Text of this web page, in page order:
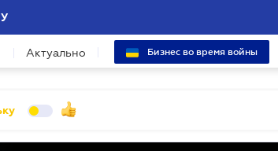
Актуально Бизнес во время войны